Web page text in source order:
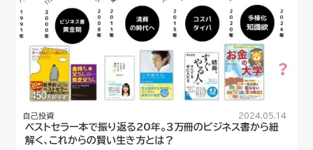
自己投資 2024.05.14
ベストセラー本で振り返る20年。３万冊のビジネス書から紐
解く、これからの賢い生き方とは？